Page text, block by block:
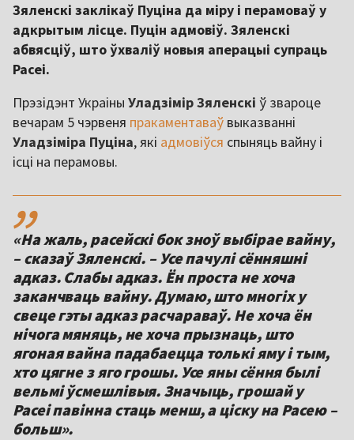
Зяленскі заклікаў Пуціна да міру і перамоваў у
адкрытым лісце. Пуцін адмовіў. Зяленскі
абвясціў, што ўхваліў новыя аперацыі супраць
Расеі.
Прэзідэнт Украіны Уладзімір Зяленскі ў звароце
вечарам 5 чэрвеня пракаментаваў выказванні
Уладзіміра Пуціна, які адмовіўся спыняць вайну і
ісці на перамовы.
,,
«На жаль, расейскі бок зноў выбірае вайну,
– сказаў Зяленскі. – Усе пачулі сённяшні
адказ. Слабы адказ. Ён проста не хоча
заканчваць вайну. Думаю, што многіх у
свеце гэты адказ расчараваў. Не хоча ён
нічога мяняць, не хоча прызнаць, што
ягоная вайна падабаецца толькі яму і тым,
хто цягне з яго грошы. Усе яны сёння былі
вельмі ўсмешлівыя. Значыць, грошай у
Расеі павінна стаць менш, а ціску на Расею –
больш».